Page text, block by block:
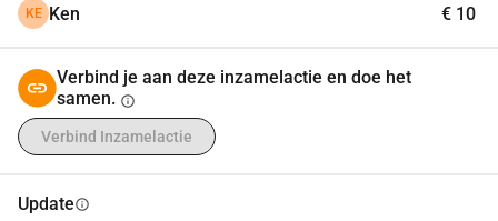
KE Ken € 10
Verbind je aan deze inzamelactie en doe het
samen. info
Verbind Inzamelactie
Updateinfo